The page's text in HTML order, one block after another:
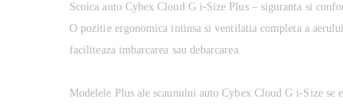
Scoica auto Cybex Cloud G i-Size Plus – siguranta si
O pozitie ergonomica intinsa si ventilatia completa a
faciliteaza imbarcarea sau debarcarea.
Modelele Plus ale scaunului auto Cybex Cloud G i-Size